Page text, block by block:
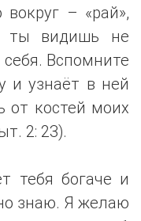
– «рай»,
ты видишь не
Вспомните
и узнаёт в ней
от костей моих
2: 23).
тебя богаче и
знаю. Я желаю